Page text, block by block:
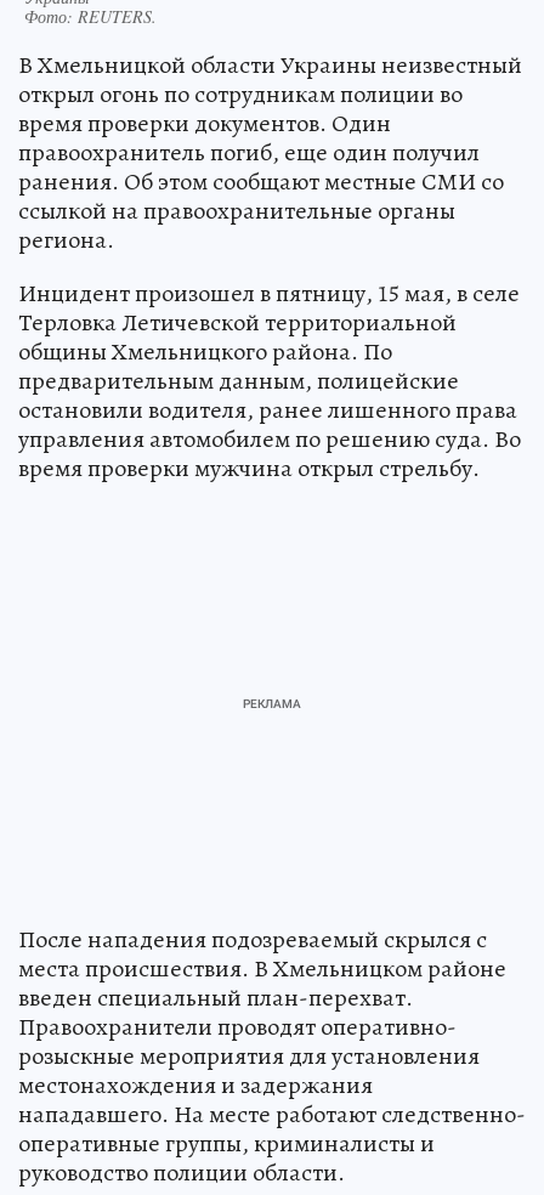
Фото: REUTERS.
В Хмельницкой области Украины неизвестный
открыл огонь по сотрудникам полиции во
время проверки документов. Один
правоохранитель погиб, еще один получил
ранения. Об этом сообщают местные СМИ со
ссылкой на правоохранительные органы
региона.
Инцидент произошел в пятницу, 15 мая, в селе
Терловка Летичевской территориальной
общины Хмельницкого района. По
предварительным данным, полицейские
остановили водителя, ранее лишенного права
управления автомобилем по решению суда. Во
время проверки мужчина открыл стрельбу.
После нападения подозреваемый скрылся с
места происшествия. В Хмельницком районе
введен специальный план-перехват.
Правоохранители проводят оперативно-
розыскные мероприятия для установления
местонахождения и задержания
нападавшего. На месте работают следственно-
оперативные группы, криминалисты и
руководство полиции области.